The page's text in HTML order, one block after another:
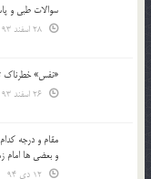
سوالات طبی و
«نفس» خطرناک
و بعضي ها امام